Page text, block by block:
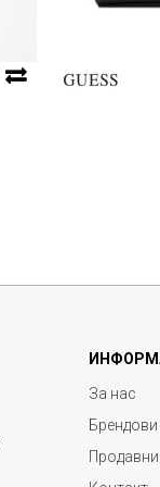
За нас
Брендови